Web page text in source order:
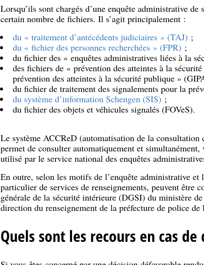
Lorsqu’ils sont chargés d’une enquête administrative
certain nombre de fichiers. Il s’agit principalement :
du « traitement d’antécédents judiciaires » (TAJ) ;
du « fichier des personnes recherchées » (FPR) ;
du fichier des « enquêtes administratives liées à la
des fichiers de « prévention des atteintes à la
prévention des atteintes à la sécurité publique »
du fichier de traitement des signalements pour la
du système d’information Schengen (SIS) ;
du fichier des objets et véhicules signalés (FOVeS).
Le système ACCReD (automatisation de la consultation
permet de consulter automatiquement et
utilisé par le service national des enquêtes
En outre, selon les motifs de l’enquête administrative et
particulier de services de renseignements, peuvent
générale de la sécurité intérieure (DGSI) du ministère
direction du renseignement de la préfecture de police de
Quels sont les recours en cas